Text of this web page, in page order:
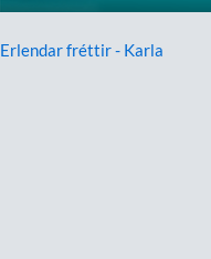
Erlendar fréttir - Karla